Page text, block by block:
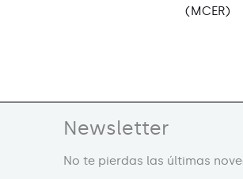
(MCER)
Newsletter
No te pierdas las últimas